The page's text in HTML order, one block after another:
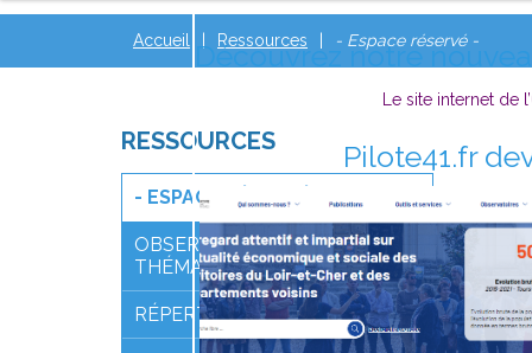
Découvrez notre
Le site internet de
Pilote41.fr
Accueil Ressources - Espace réservé -
RESSOURCES
- ESPACE RÉSERVÉ -
OBSERVATOIRES
THÉMATIQUES
RÉPERTOIRES ET GUIDES